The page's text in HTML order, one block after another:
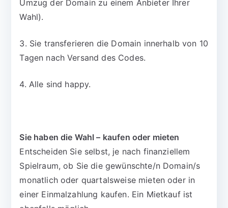
Umzug der Domain zu einem Anbieter Ihrer
Wahl).
3. Sie transferieren die Domain innerhalb von 10
Tagen nach Versand des Codes.
4. Alle sind happy.
Sie haben die Wahl – kaufen oder mieten
Entscheiden Sie selbst, je nach finanziellem
Spielraum, ob Sie die gewünschte/n Domain/s
monatlich oder quartalsweise mieten oder in
einer Einmalzahlung kaufen. Ein Mietkauf ist